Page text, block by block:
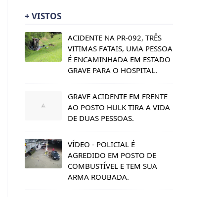
+ VISTOS
ACIDENTE NA PR-092, TRÊS
VITIMAS FATAIS, UMA PESSOA
É ENCAMINHADA EM ESTADO
GRAVE PARA O HOSPITAL.
GRAVE ACIDENTE EM FRENTE
AO POSTO HULK TIRA A VIDA
DE DUAS PESSOAS.
VÍDEO - POLICIAL É
AGREDIDO EM POSTO DE
COMBUSTÍVEL E TEM SUA
ARMA ROUBADA.